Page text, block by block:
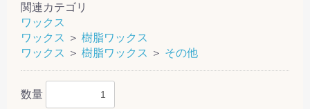
関連カテゴリ
ワックス
ワックス ＞ 樹脂ワックス
ワックス ＞ 樹脂ワックス ＞ その他
数量